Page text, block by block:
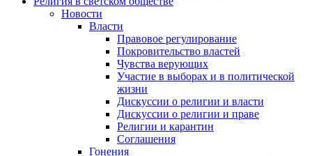
Новости
Власти
Правовое регулирование
Покровительство властей
Чувства верующих
Участие в выборах и в политической
жизни
Дискуссии о религии и власти
Дискуссии о религии и праве
Религии и карантин
Соглашения
Гонения